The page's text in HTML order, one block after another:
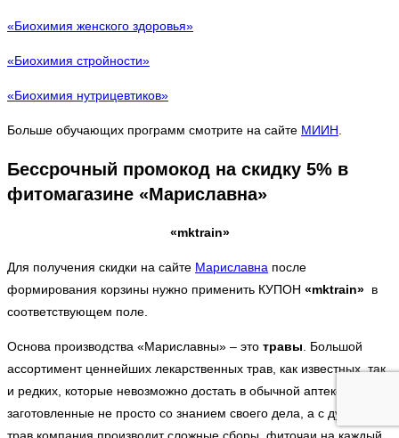
«Биохимия женского здоровья»
«Биохимия стройности»
«Биохимия нутрицевтиков»
Больше обучающих программ смотрите на сайте МИИН.
Бессрочный промокод на скидку 5% в
фитомагазине «Мариславна»
«mktrain»
Для получения скидки на сайте Мариславна после
формирования корзины нужно применить КУПОН «mktrain» в
соответствующем поле.
Основа производства «Мариславны» – это травы . Большой
ассортимент ценнейших лекарственных трав, как известных, так
и редких, которые невозможно достать в обычной аптеке. Травы,
заготовленные не просто со знанием своего дела, а с душой. Из
трав компания производит сложные сборы, фиточаи на каждый